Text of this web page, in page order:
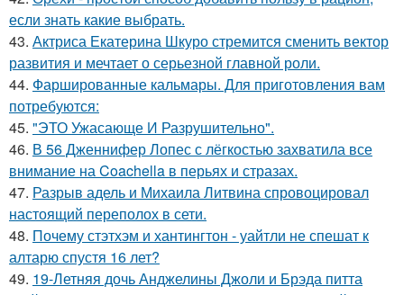
если знать какие выбрать.
43. Актриса Екатерина Шкуро стремится сменить вектор
развития и мечтает о серьезной главной роли.
44. Фаршированные кальмары. Для приготовления вам
потребуются:
45. "ЭТО Ужасающе И Разрушительно".
46. В 56 Дженнифер Лопес с лёгкостью захватила все
внимание на Coachella в перьях и стразах.
47. Разрыв адель и Михаила Литвина спровоцировал
настоящий переполох в сети.
48. Почему стэтхэм и хантингтон - уайтли не спешат к
алтарю спустя 16 лет?
49. 19-Летняя дочь Анджелины Джоли и Брэда питта